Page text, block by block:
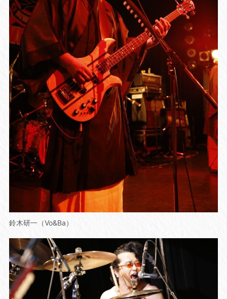
鈴木研一（Vo&Ba）